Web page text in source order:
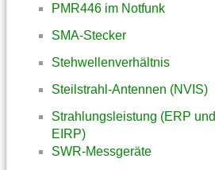
PMR446 im Notfunk
SMA-Stecker
Stehwellenverhältnis
Steilstrahl-Antennen (NVIS)
Strahlungsleistung (ERP und
EIRP)
SWR-Messgeräte